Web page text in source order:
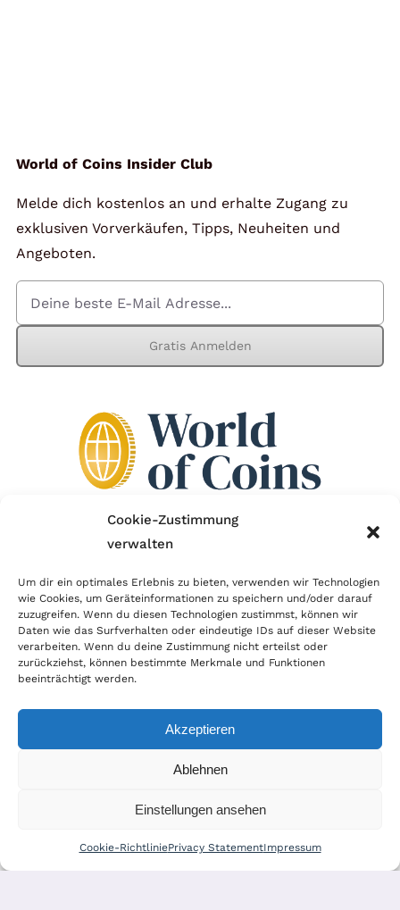
Cookie-Zustimmung
verwalten
Um dir ein optimales Erlebnis zu bieten, verwenden wir Technologien
wie Cookies, um Geräteinformationen zu speichern und/oder darauf
zuzugreifen. Wenn du diesen Technologien zustimmst, können wir
Daten wie das Surfverhalten oder eindeutige IDs auf dieser Website
verarbeiten. Wenn du deine Zustimmung nicht erteilst oder
zurückziehst, können bestimmte Merkmale und Funktionen
beeinträchtigt werden.
Akzeptieren
Ablehnen
Einstellungen ansehen
Cookie-RichtliniePrivacy StatementImpressum
World of Coins Insider Club
Melde dich kostenlos an und erhalte Zugang zu
exklusiven Vorverkäufen, Tipps, Neuheiten und
Angeboten.
Gratis Anmelden
Der Händlerbund setzt sich für sicheren und
erfolgreichen E-Commerce ein. Auch wir sind wie
viele Onlineshops im Netz Mitglied im Händlerbund
und unterstützen fairen Onlinehandel.
Widerruf|Zahlung & Versand